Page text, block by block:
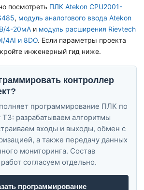
посмотреть ПЛК Atekon CPU2001-
, модуль аналогового ввода Atekon
4-20мА и модуль расширения Rievtech
4AI и 8DO. Если параметры проекта
инженерный гид ниже.
контроллер
программирование ПЛК по
ТЗ: разрабатываем алгоритмы
входы и выходы, обмен с
а также передачу данных
мониторинга. Состав
согласуем отдельно.
программирование